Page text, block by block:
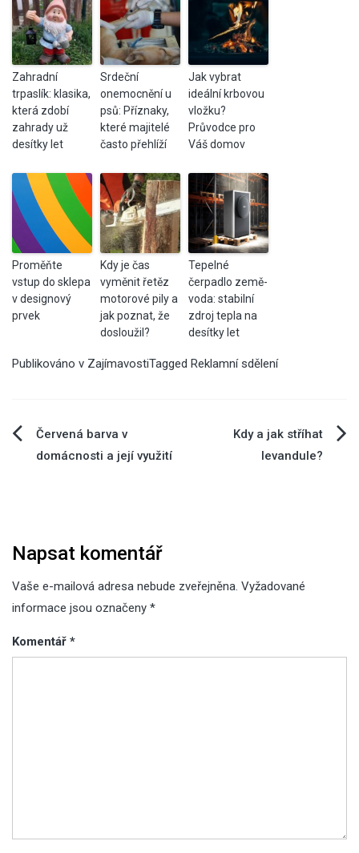
Zahradní
trpaslík: klasika,
která zdobí
zahrady už
desítky let
Srdeční
onemocnění u
psů: Příznaky,
které majitelé
často přehlíží
Jak vybrat
ideální krbovou
vložku?
Průvodce pro
Váš domov
Proměňte
vstup do sklepa
v designový
prvek
Kdy je čas
vyměnit řetěz
motorové pily a
jak poznat, že
dosloužil?
Tepelné
čerpadlo země-
voda: stabilní
zdroj tepla na
desítky let
Publikováno v ZajímavostiTagged Reklamní sdělení
Navigace
Červená barva v
domácnosti a její využití
Kdy a jak stříhat
levandule?
Napsat komentář
Vaše e-mailová adresa nebude zveřejněna. Vyžadované
informace jsou označeny *
Komentář *